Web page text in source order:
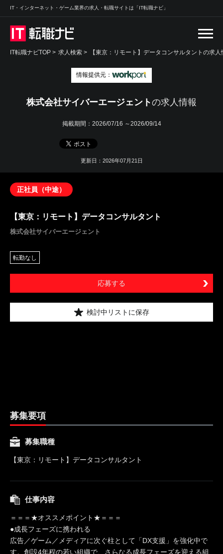
IT・インターネット・ゲーム業界の求人・転職サイトは「IT転職ナビ」
IT転職ナビTOP > 求人検索 > 【東京：リモート】データコンサルタントの求人
情報提供元：
株式会社サイバーエージェントの求人情報
掲載期間： 2026/07/16 ～2026/09/14
更新日：2026年07月21日
正社員（中途）
【東京：リモート】データコンサルタント
株式会社サイバーエージェント
転勤なし
応募する
検討中リストに保存
募集要項
募集職種
【東京：リモート】データコンサルタント
仕事内容
＝＝＝★オススメポイント★＝＝＝
●成長フェーズに携われる
広告／ゲーム／メディアに次ぐ柱として「DX支援」を強化中で
す。創設4年程の若い組織で、さらなる成長フェーズを迎える組